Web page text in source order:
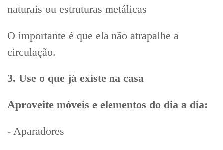
naturais ou estruturas metálicas
O importante é que ela não atrapalhe a
circulação.
3. Use o que já existe na casa
Aproveite móveis e elementos do dia a dia:
- Aparadores